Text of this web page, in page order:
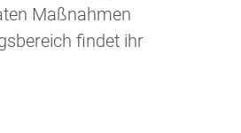
Maßnahmen
findet ihr